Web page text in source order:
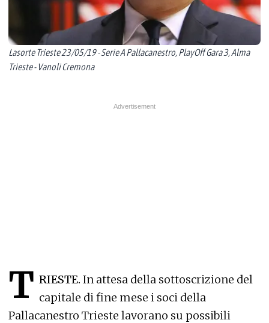
Lasorte Trieste 23/05/19 - Serie A Pallacanestro, PlayOff Gara 3, Alma
Trieste - Vanoli Cremona
T RIESTE. In attesa della sottoscrizione del
capitale di fine mese i soci della
Pallacanestro Trieste lavorano su possibili